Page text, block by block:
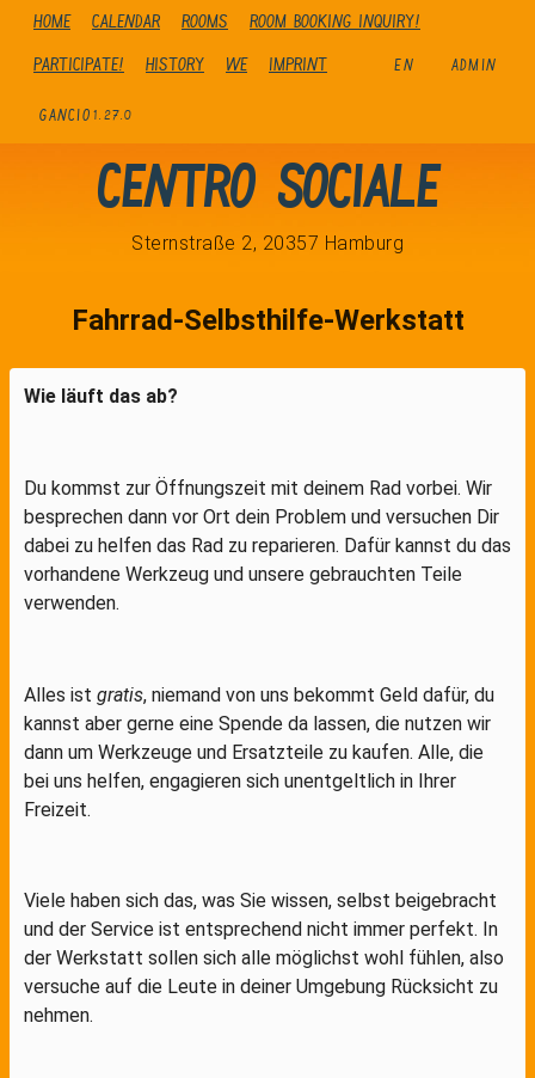
Home Calendar Rooms
Room booking inquiry!
Participate!
history We Imprint EN ADMIN
GANCIO 1.27.0
Centro Sociale
Sternstraße 2, 20357 Hamburg
Fahrrad-Selbsthilfe-Werkstatt
Wie läuft das ab?
Du kommst zur Öffnungszeit mit deinem Rad vorbei. Wir
besprechen dann vor Ort dein Problem und versuchen Dir
dabei zu helfen das Rad zu reparieren. Dafür kannst du das
vorhandene Werkzeug und unsere gebrauchten Teile
verwenden.
Alles ist gratis, niemand von uns bekommt Geld dafür, du
kannst aber gerne eine Spende da lassen, die nutzen wir
dann um Werkzeuge und Ersatzteile zu kaufen. Alle, die
bei uns helfen, engagieren sich unentgeltlich in Ihrer
Freizeit.
Viele haben sich das, was Sie wissen, selbst beigebracht
und der Service ist entsprechend nicht immer perfekt. In
der Werkstatt sollen sich alle möglichst wohl fühlen, also
versuche auf die Leute in deiner Umgebung Rücksicht zu
nehmen.